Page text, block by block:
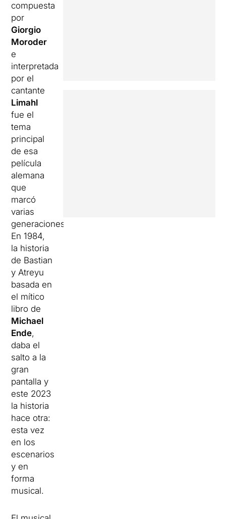
compuesta
por
Giorgio
Moroder
e
interpretada
por el
cantante
Limahl
fue el
tema
principal
de esa
película
alemana
que
marcó
varias
generaciones.
En 1984,
la historia
de Bastian
y Atreyu
basada en
el mítico
libro de
Michael
Ende,
daba el
salto a la
gran
pantalla y
este 2023
la historia
hace otra:
esta vez
en los
escenarios
y en
forma
musical.